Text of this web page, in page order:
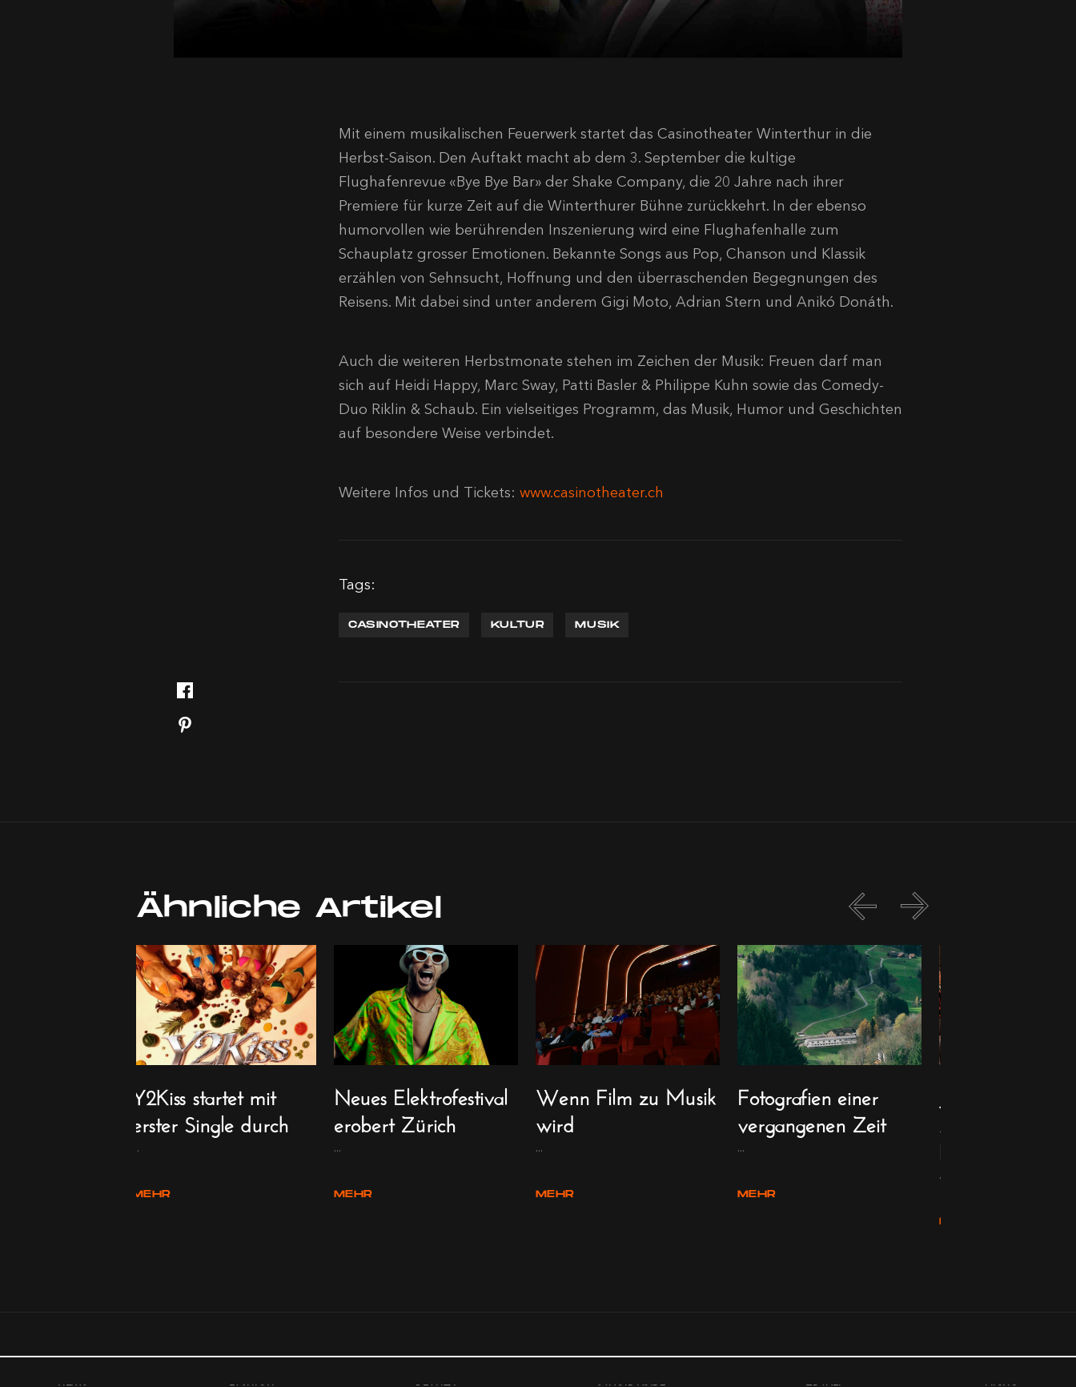
Mit einem musikalischen Feuerwerk startet das Casinotheater Winterthur in die
Herbst-Saison. Den Auftakt macht ab dem 3. September die kultige
Flughafenrevue «Bye Bye Bar» der Shake Company, die 20 Jahre nach ihrer
Premiere für kurze Zeit auf die Winterthurer Bühne zurückkehrt. In der ebenso
humorvollen wie berührenden Inszenierung wird eine Flughafenhalle zum
Schauplatz grosser Emotionen. Bekannte Songs aus Pop, Chanson und Klassik
erzählen von Sehnsucht, Hoffnung und den überraschenden Begegnungen des
Reisens. Mit dabei sind unter anderem Gigi Moto, Adrian Stern und Anikó Donáth.
Auch die weiteren Herbstmonate stehen im Zeichen der Musik: Freuen darf man
sich auf Heidi Happy, Marc Sway, Patti Basler & Philippe Kuhn sowie das Comedy-
Duo Riklin & Schaub. Ein vielseitiges Programm, das Musik, Humor und Geschichten
auf besondere Weise verbindet.
Weitere Infos und Tickets: www.casinotheater.ch
Tags:
CASINOTHEATER KULTUR MUSIK
Ähnliche Artikel
Y2Kiss startet mit
erster Single durch
...
MEHR
Neues Elektrofestival
erobert Zürich
...
MEHR
Wenn Film zu Musik
wird
...
MEHR
Fotografien einer
vergangenen Zeit
...
MEHR
...
MEHR